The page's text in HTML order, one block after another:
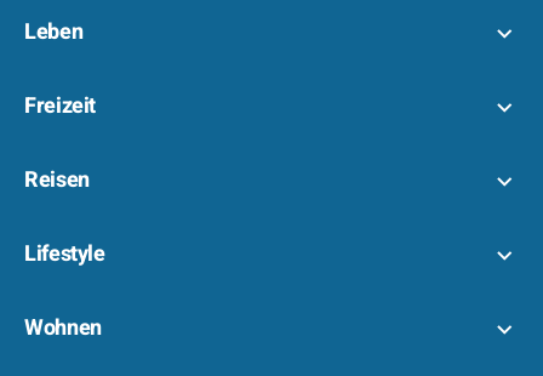
Leben
Freizeit
Reisen
Lifestyle
Wohnen